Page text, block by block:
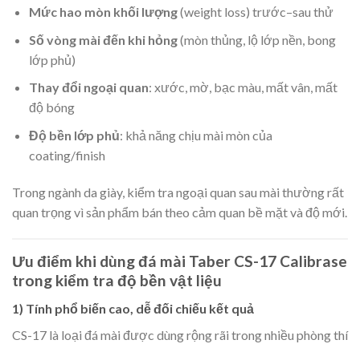
Mức hao mòn khối lượng(weight loss) trước–sau thử
Số vòng mài đến khi hỏng(mòn thủng, lộ lớp nền, bong
lớp phủ)
Thay đổi ngoại quan: xước, mờ, bạc màu, mất vân, mất
độ bóng
Độ bền lớp phủ: khả năng chịu mài mòn của
coating/finish
Trong ngành da giày, kiểm tra ngoại quan sau mài thường rất
quan trọng vì sản phẩm bán theo cảm quan bề mặt và độ mới.
Ưu điểm khi dùng đá mài Taber CS-17 Calibrase
trong kiểm tra độ bền vật liệu
1) Tính phổ biến cao, dễ đối chiếu kết quả
CS-17 là loại đá mài được dùng rộng rãi trong nhiều phòng thí